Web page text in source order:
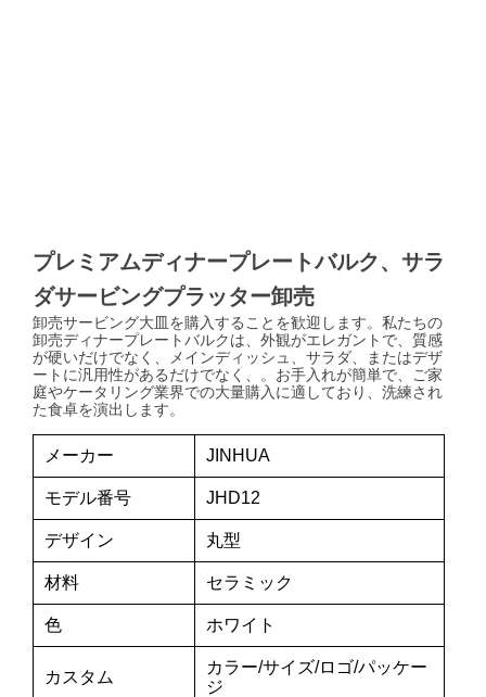
プレミアムディナープレートバルク、サラ
ダサービングプラッター卸売
卸売サービング大皿を購入することを歓迎します。私たちの
卸売ディナープレートバルクは、外観がエレガントで、質感
が硬いだけでなく、メインディッシュ、サラダ、またはデザ
ートに汎用性があるだけでなく、。お手入れが簡単で、ご家
庭やケータリング業界での大量購入に適しており、洗練され
た食卓を演出します。
メーカー JINHUA
モデル番号 JHD12
デザイン 丸型
材料 セラミック
色 ホワイト
カスタム
カラー/サイズ/ロゴ/パッケー
ジ